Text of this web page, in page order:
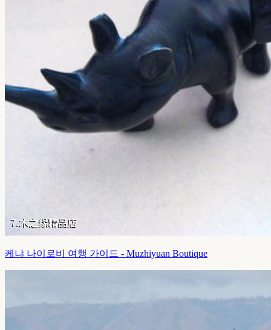
케냐 나이로비 여행 가이드 - Muzhiyuan Boutique